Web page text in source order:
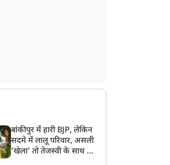
बांकीपुर में हारी BJP, लेकिन
सदमे में लालू परिवार, असली
‘खेला’ तो तेजस्वी के साथ हो